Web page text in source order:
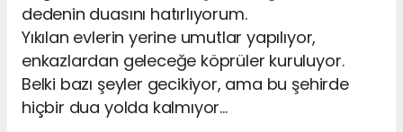
dedenin duasını hatırlıyorum.
Yıkılan evlerin yerine umutlar yapılıyor,
enkazlardan geleceğe köprüler kuruluyor.
Belki bazı şeyler gecikiyor, ama bu şehirde
hiçbir dua yolda kalmıyor…